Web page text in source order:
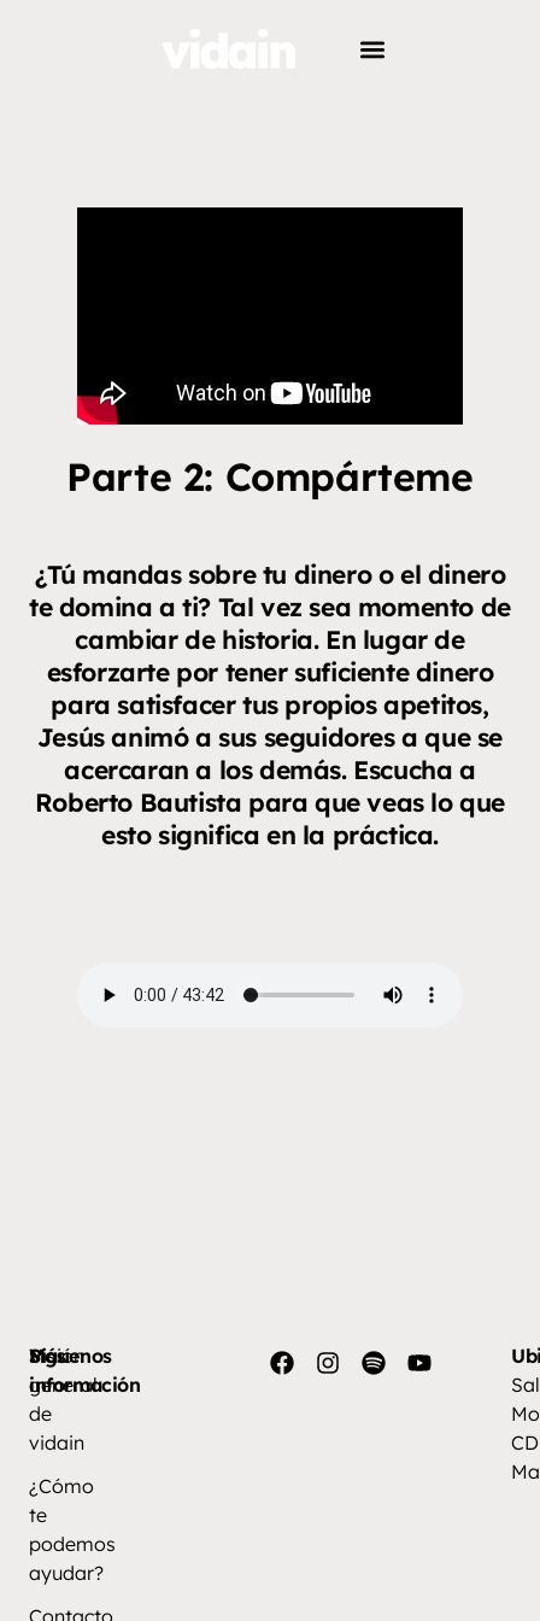
Parte 2: Compárteme
¿Tú mandas sobre tu dinero o el dinero
te domina a ti? Tal vez sea momento de
cambiar de historia. En lugar de
esforzarte por tener suficiente dinero
para satisfacer tus propios apetitos,
Jesús animó a sus seguidores a que se
acercaran a los demás. Escucha a
Roberto Bautista para que veas lo que
esto significa en la práctica.
Más
información
Visión
general
de
vidain
¿Cómo
te
podemos
ayudar?
Contacto
Síguenos